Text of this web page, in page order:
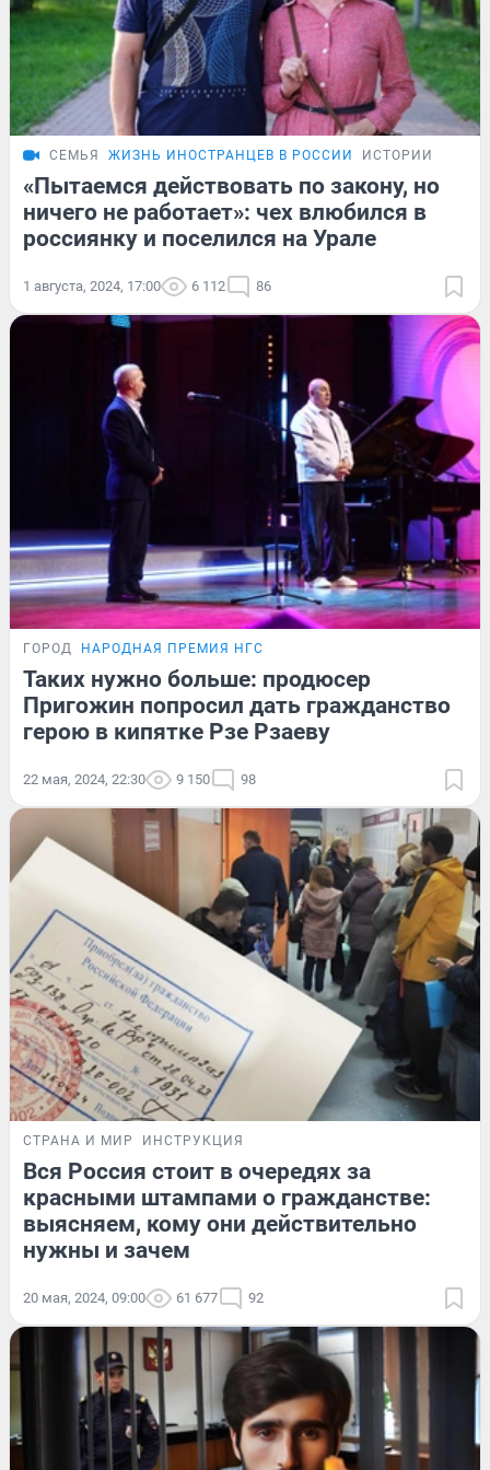
СЕМЬЯ ЖИЗНЬ ИНОСТРАНЦЕВ В РОССИИ ИСТОРИИ
«Пытаемся действовать по закону, но
ничего не работает»: чех влюбился в
россиянку и поселился на Урале
1 августа, 2024, 17:00 6 112 86
ГОРОД НАРОДНАЯ ПРЕМИЯ НГС
Таких нужно больше: продюсер
Пригожин попросил дать гражданство
герою в кипятке Рзе Рзаеву
22 мая, 2024, 22:30 9 150 98
СТРАНА И МИР ИНСТРУКЦИЯ
Вся Россия стоит в очередях за
красными штампами о гражданстве:
выясняем, кому они действительно
нужны и зачем
20 мая, 2024, 09:00 61 677 92